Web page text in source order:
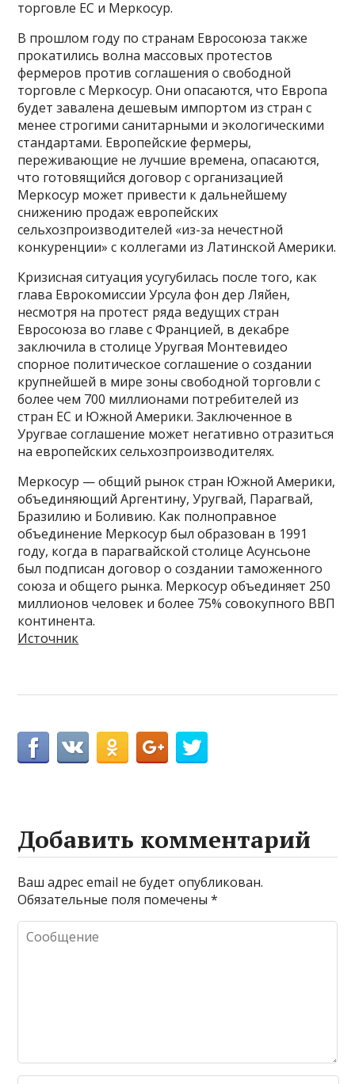
торговле ЕС и Меркосур.
В прошлом году по странам Евросоюза также
прокатились волна массовых протестов
фермеров против соглашения о свободной
торговле с Меркосур. Они опасаются, что Европа
будет завалена дешевым импортом из стран с
менее строгими санитарными и экологическими
стандартами. Европейские фермеры,
переживающие не лучшие времена, опасаются,
что готовящийся договор с организацией
Меркосур может привести к дальнейшему
снижению продаж европейских
сельхозпроизводителей «из-за нечестной
конкуренции» с коллегами из Латинской Америки.
Кризисная ситуация усугубилась после того, как
глава Еврокомиссии Урсула фон дер Ляйен,
несмотря на протест ряда ведущих стран
Евросоюза во главе с Францией, в декабре
заключила в столице Уругвая Монтевидео
спорное политическое соглашение о создании
крупнейшей в мире зоны свободной торговли с
более чем 700 миллионами потребителей из
стран ЕС и Южной Америки. Заключенное в
Уругвае соглашение может негативно отразиться
на европейских сельхозпроизводителях.
Меркосур — общий рынок стран Южной Америки,
объединяющий Аргентину, Уругвай, Парагвай,
Бразилию и Боливию. Как полноправное
объединение Меркосур был образован в 1991
году, когда в парагвайской столице Асунсьоне
был подписан договор о создании таможенного
союза и общего рынка. Меркосур объединяет 250
миллионов человек и более 75% совокупного ВВП
континента.
Источник
Добавить комментарий
Ваш адрес email не будет опубликован.
Обязательные поля помечены*